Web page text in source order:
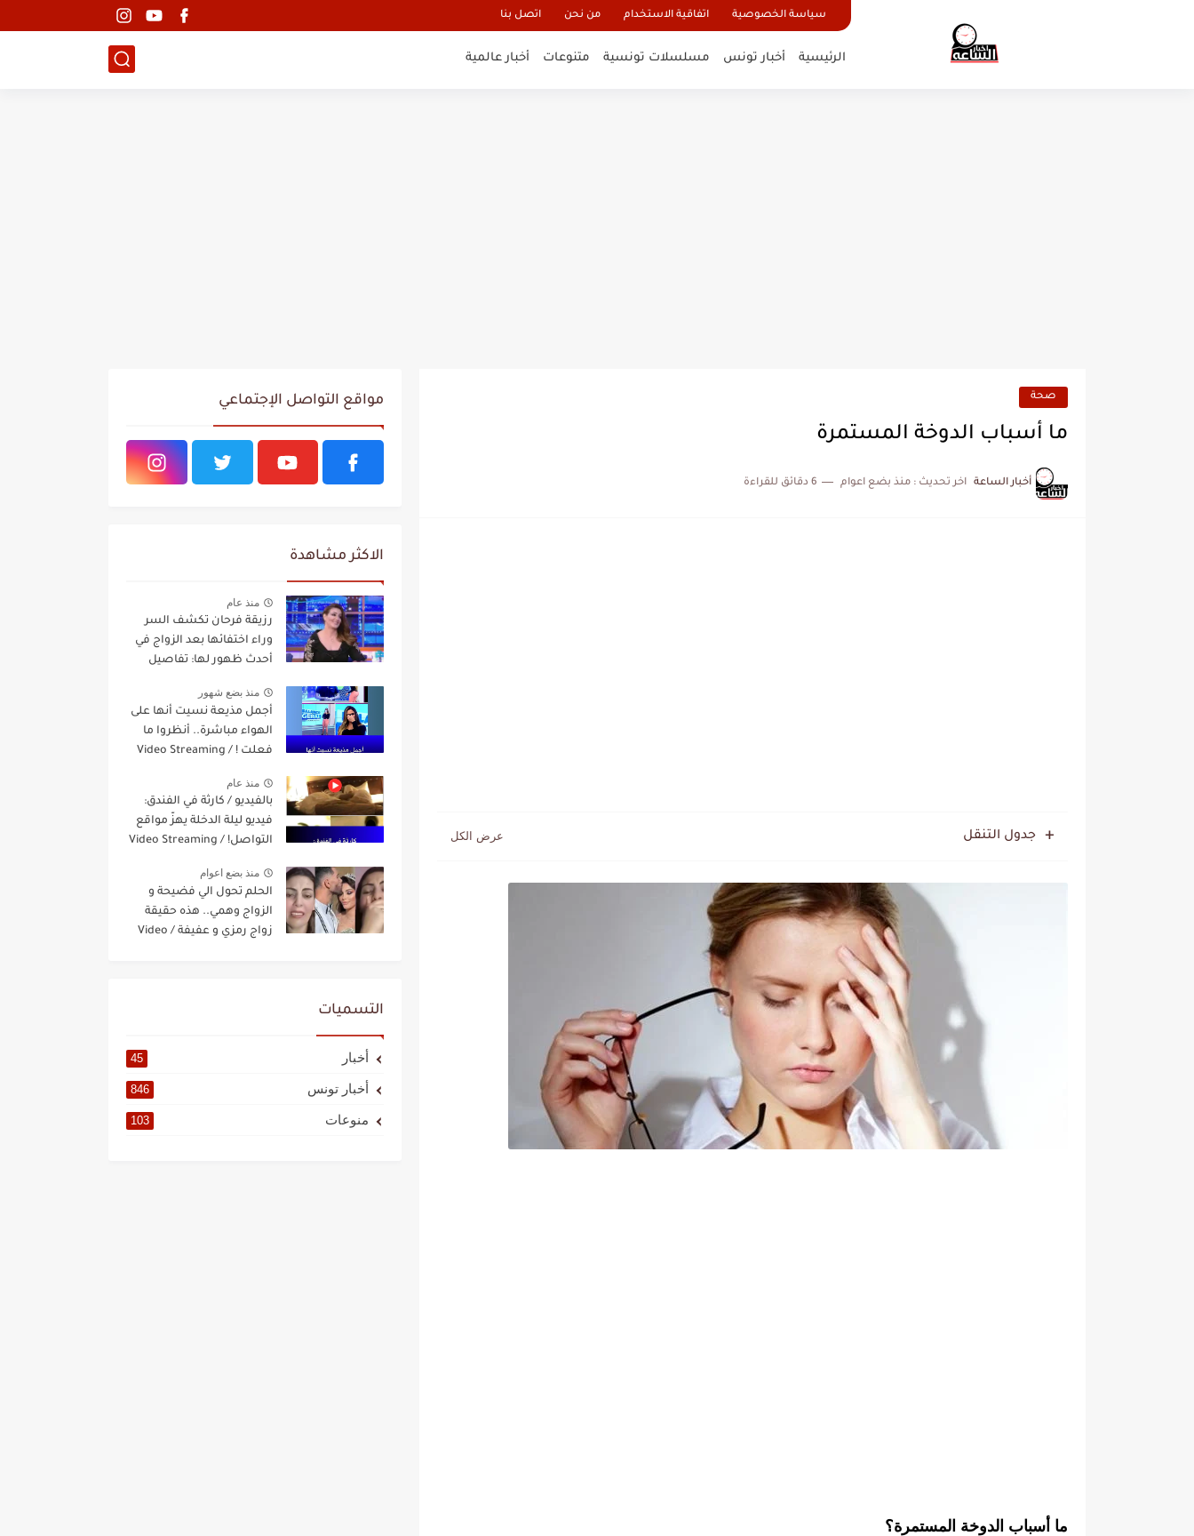
سياسة الخصوصية اتفاقية الاستخدام من نحن اتصل بنا
الرئيسية أخبار تونس مسلسلات تونسية متنوعات أخبار عالمية
صحة
ما أسباب الدوخة المستمرة
أخبار الساعة اخر تحديث : منذ بضع اعوام 6 دقائق للقراءة
جدول التنقل
ما أسباب الدوخة المستمرة؟
مواقع التواصل الإجتماعي
الاكثر مشاهدة
منذ عام
رزيقة فرحان تكشف السر
وراء اختفائها بعد الزواج في
أحدث ظهور لها: تفاصيل
منذ بضع شهور
أجمل مذيعة نسيت أنها على
الهواء مباشرة.. أنظروا ما
فعلت ! / Video Streaming
منذ عام
بالفيديو / كارثة في الفندق:
فيديو ليلة الدخلة يهزّ مواقع
التواصل! / Video Streaming
منذ بضع اعوام
الحلم تحول الي فضيحة و
الزواج وهمي.. هذه حقيقة
زواج رمزي و عفيفة / Video
التسميات
أخبار 45
أخبار تونس 846
منوعات 103